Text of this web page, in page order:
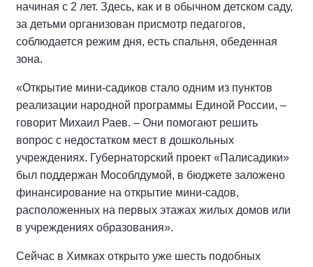
начиная с 2 лет. Здесь, как и в обычном детском саду,
за детьми организован присмотр педагогов,
соблюдается режим дня, есть спальня, обеденная
зона.
«Открытие мини-садиков стало одним из пунктов
реализации народной программы Единой России, –
говорит Михаил Раев. – Они помогают решить
вопрос с недостатком мест в дошкольных
учреждениях. Губернаторский проект «Палисадики»
был поддержан Мособлдумой, в бюджете заложено
финансирование на открытие мини-садов,
расположенных на первых этажах жилых домов или
в учреждениях образования».
Сейчас в Химках открыто уже шесть подобных